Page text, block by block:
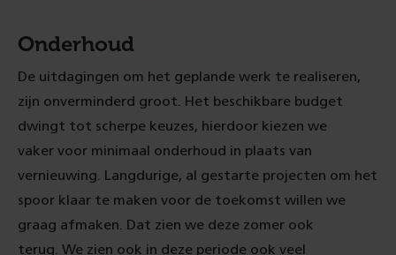
Onderhoud
De uitdagingen om het geplande werk te realiseren,
zijn onverminderd groot. Het beschikbare budget
dwingt tot scherpe keuzes, hierdoor kiezen we
vaker voor minimaal onderhoud in plaats van
vernieuwing. Langdurige, al gestarte projecten om het
spoor klaar te maken voor de toekomst willen we
graag afmaken
Dat zien we deze zomer ook
terug. We zien ook in deze periode ook veel